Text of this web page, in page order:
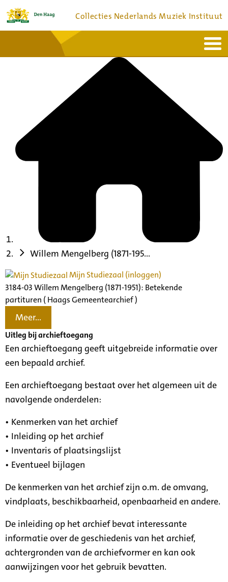
Collecties Nederlands Muziek Instituut
Bronnen en collecties
Willem Mengelberg (1871-195...
Mijn Studiezaal (inloggen)
3184-03 Willem Mengelberg (1871-1951): Betekende
partituren ( Haags Gemeentearchief )
Meer...
Uitleg bij archieftoegang
Een archieftoegang geeft uitgebreide informatie over
een bepaald archief.
Een archieftoegang bestaat over het algemeen uit de
navolgende onderdelen:
• Kenmerken van het archief
• Inleiding op het archief
• Inventaris of plaatsingslijst
• Eventueel bijlagen
De kenmerken van het archief zijn o.m. de omvang,
vindplaats, beschikbaarheid, openbaarheid en andere.
De inleiding op het archief bevat interessante
informatie over de geschiedenis van het archief,
achtergronden van de archiefvormer en kan ook
aanwijzingen voor het gebruik bevatten.